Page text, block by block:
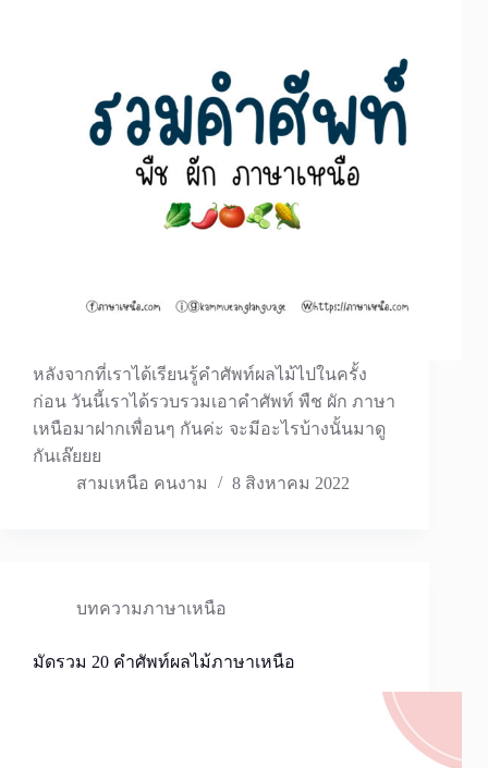
หลังจากที่เราได้เรียนรู้คำศัพท์ผลไม้ไปในครั้ง
ก่อน วันนี้เราได้รวบรวมเอาคำศัพท์ พืช ผัก ภาษา
เหนือมาฝากเพื่อนๆ กันค่ะ จะมีอะไรบ้างนั้นมาดู
กันเล๊ยยย
สามเหนือ คนงาม
8 สิงหาคม 2022
บทความภาษาเหนือ
มัดรวม 20 คำศัพท์ผลไม้ภาษาเหนือ